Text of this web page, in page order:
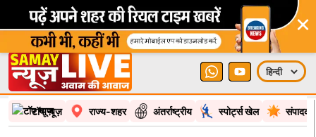
×
टॉप न्यूज़ राज्य-शहर अंतर्राष्ट्रीय स्पोर्ट्स खेल